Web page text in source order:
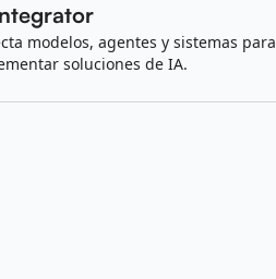
modelos, agentes y sistemas para
soluciones de IA.